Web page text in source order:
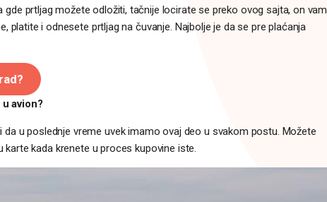
gde prtljag možete odložiti, tačnije locirate se preko ovog sajta, on vam
platite i odnesete prtljag na čuvanje. Najbolje je da se pre plaćanja
avion?
u poslednje vreme uvek imamo ovaj deo u svakom postu. Možete
kada krenete u proces kupovine iste.